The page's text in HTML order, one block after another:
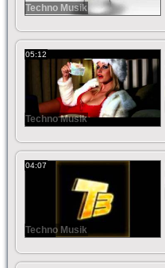
Techno Musik
05:12
Techno Musik
04:07
Techno Musik